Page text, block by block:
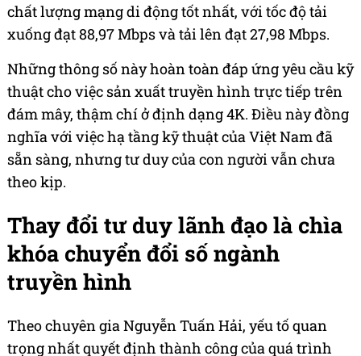
chất lượng mạng di động tốt nhất, với tốc độ tải
xuống đạt 88,97 Mbps và tải lên đạt 27,98 Mbps.
Những thông số này hoàn toàn đáp ứng yêu cầu kỹ
thuật cho việc sản xuất truyền hình trực tiếp trên
đám mây, thậm chí ở định dạng 4K. Điều này đồng
nghĩa với việc hạ tầng kỹ thuật của Việt Nam đã
sẵn sàng, nhưng tư duy của con người vẫn chưa
theo kịp.
Thay đổi tư duy lãnh đạo là chìa
khóa chuyển đổi số ngành
truyền hình
Theo chuyên gia Nguyễn Tuấn Hải, yếu tố quan
trọng nhất quyết định thành công của quá trình